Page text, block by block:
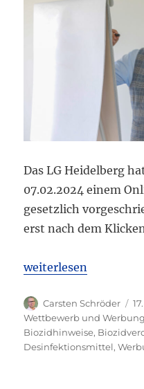
Das LG Heidelberg
07.02.2024 einem
gesetzlich
erst nach dem
„LG Heidelberg:
weiterlesen
Autor
Carsten Schröder
am
Wettbewerb und Werbung
Biozidhinweise,
Desinfektionsmittel,